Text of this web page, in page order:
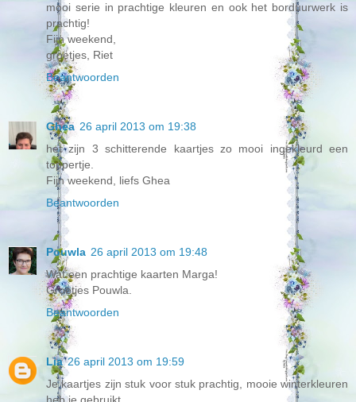
mooi serie in prachtige kleuren en ook het borduurwerk is
prachtig!
Fijn weekend,
groetjes, Riet
Beantwoorden
Ghea 26 april 2013 om 19:38
het zijn 3 schitterende kaartjes zo mooi ingekleurd een
toppertje.
Fijn weekend, liefs Ghea
Beantwoorden
Pouwla 26 april 2013 om 19:48
Wat een prachtige kaarten Marga!
Groetjes Pouwla.
Beantwoorden
Lia 26 april 2013 om 19:59
Je kaartjes zijn stuk voor stuk prachtig, mooie winterkleuren